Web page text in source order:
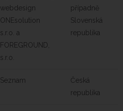
webdesign
ONEsolution
s.r.o. a
FOREGROUND,
s.r.o.
případně
Slovenská
republika
Seznam
Česká
republika